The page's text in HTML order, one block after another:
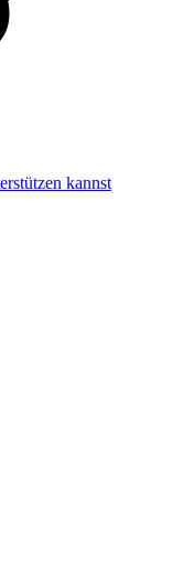
kannst